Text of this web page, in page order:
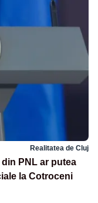
Realitatea de Cluj
PNL ar putea
la Cotroceni